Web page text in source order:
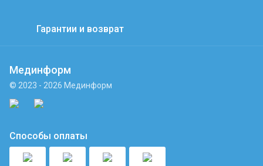
Гарантии и возврат
Мединформ
© 2023 - 2026 Мединформ
Способы оплаты